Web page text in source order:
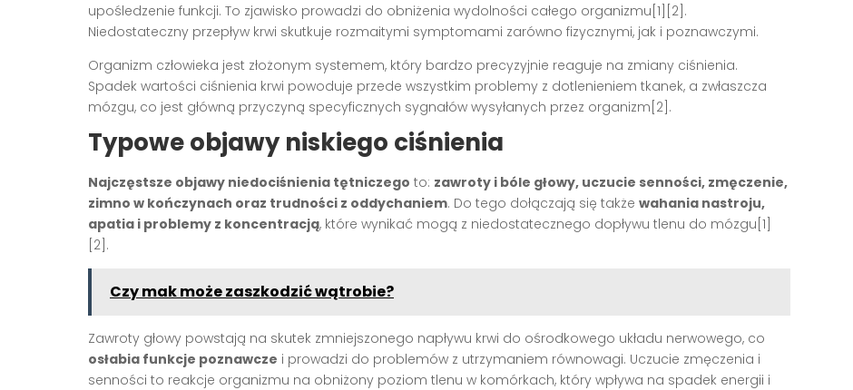
upośledzenie funkcji. To zjawisko prowadzi do obniżenia wydolności całego organizmu[1][2].
Niedostateczny przepływ krwi skutkuje rozmaitymi symptomami zarówno fizycznymi, jak i poznawczymi.
Organizm człowieka jest złożonym systemem, który bardzo precyzyjnie reaguje na zmiany ciśnienia.
Spadek wartości ciśnienia krwi powoduje przede wszystkim problemy z dotlenieniem tkanek, a zwłaszcza
mózgu, co jest główną przyczyną specyficznych sygnałów wysyłanych przez organizm[2].
Typowe objawy niskiego ciśnienia
Najczęstsze objawy niedociśnienia tętniczego to: zawroty i bóle głowy, uczucie senności, zmęczenie,
zimno w kończynach oraz trudności z oddychaniem. Do tego dołączają się także wahania nastroju,
apatia i problemy z koncentracją, które wynikać mogą z niedostatecznego dopływu tlenu do mózgu[1]
[2].
Czy mak może zaszkodzić wątrobie?
Zawroty głowy powstają na skutek zmniejszonego napływu krwi do ośrodkowego układu nerwowego, co
osłabia funkcje poznawcze i prowadzi do problemów z utrzymaniem równowagi. Uczucie zmęczenia i
senności to reakcje organizmu na obniżony poziom tlenu w komórkach, który wpływa na spadek energii i